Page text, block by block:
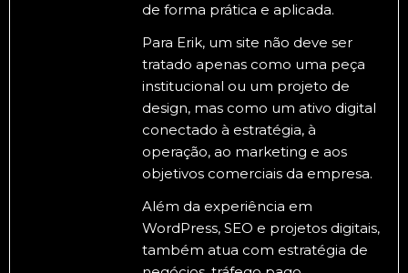
de forma prática e aplicada.
Para Erik, um site não deve ser
tratado apenas como uma peça
institucional ou um projeto de
design, mas como um ativo digital
conectado à estratégia, à
operação, ao marketing e aos
objetivos comerciais da empresa.
Além da experiência em
WordPress, SEO e projetos digitais,
também atua com estratégia de